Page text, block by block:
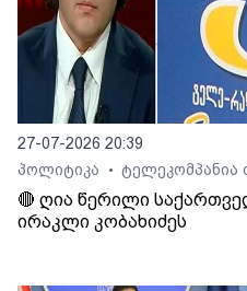
27-07-2026 20:39
პოლიტიკა
• ტელეკომპანია
🔴 ღია წერილი
ირაკლი კობახიძეს